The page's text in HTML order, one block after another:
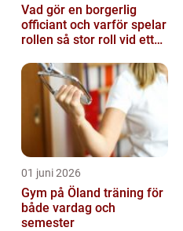
Vad gör en borgerlig
officiant och varför spelar
rollen så stor roll vid ett
01 juni 2026
Gym på Öland träning för
både vardag och
semester